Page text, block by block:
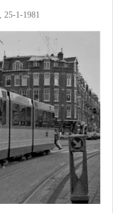
25-1-1981